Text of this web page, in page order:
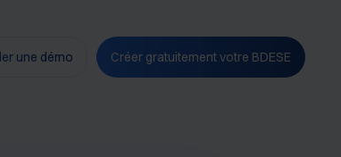
une démo Créer gratuitement votre BDESE